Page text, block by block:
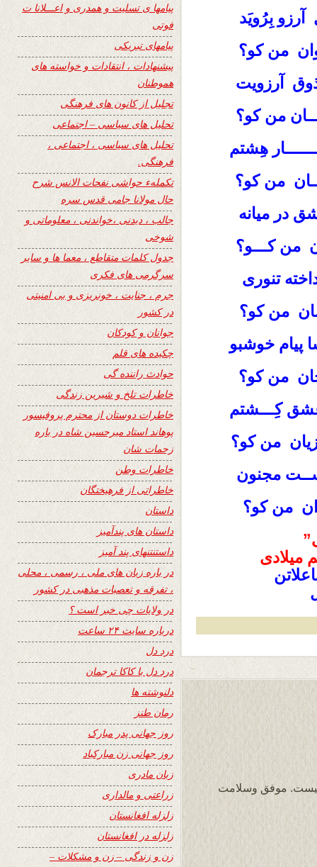
آرزو بِرُویَد
من کو؟
ذوق آرزویت
من کو؟
هِشتم
من کو؟
در میانه
من کـــو؟
تنوری
من کو؟
پیام خوشبو
من کو؟
کِـــشتم
زیان من کو؟
مجنون
من کو؟
میلادی
موفق وسلامت
پیامها ی تسلیت و همدری و اعـــلانا ت
فوتی
پیامهای تبریکی
پیشنهادات ، انتقادات و خواسته های
هموطنان
تجلیل از کانون های فرهنگی
تحلیل های سیاسی – اجتماعی
تحلیل های سیاسی ، اجتماعی ،
فرهنگی.
تکملهء حواشی نفحات الانس شرح
حال مولانا جامی قدس سره
جالب ، دیدنی ،خواندنی ، معلوماتی و
شوخی
جدول کلمات متقاطع ، معما ها و سایر
سرگرمی های فکری
جرم ، جنایت ، خونریزی و بی امنیتی
در کشور
جوانان و کودکان
چکیده های قلم
حوادث راننده گی
خاطرات تلخ و شیرین زندگی
خاطرات دوستان از محترم پروفیسور
پوهاند استاد میرحسین شاه در باره
زحمات شان
خاطرات وطن
خاطراتی از فرهیختگان
داستان
داستان های پندآمیز
داستنتنهای پند آمیز
در باره زبان های ملی ، رسمی ، محلی
، تفرقه و تعصبات مذهبی در کشور
در ولایات چی خبر است ؟
درباره سایت ۲۴ ساعت
درد دل
درد دل با کاکا ترجمان
دلنوشته ها
رمان طنز
روز جهانی پدر مبارک
روز جهانی زن مبارکباد
زبان مادری
زراعتی و مالداری
زلزله افغانستان
زلزله در افغانستان
زن و زندگی – زن و مشکلات –